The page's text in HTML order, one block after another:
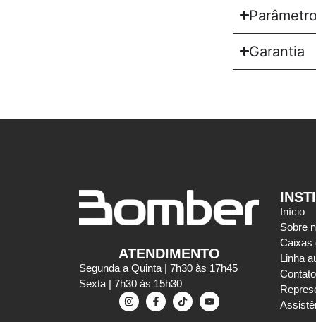
Garantia
ATENDIMENTO
Segunda a Quinta | 7h30 às 17h45
Sexta | 7h30 às 15h30
Início
Sobre
Caixas
Linha
Contato